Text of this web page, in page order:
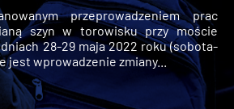
przeprowadzeniem prac
szyn w torowisku przy moście
28-29 maja 2022 roku (sobota-
jest wprowadzenie zmiany...